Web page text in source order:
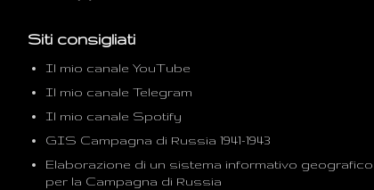
Siti consigliati
Il mio canale YouTube
Il mio canale Telegram
Il mio canale Spotify
GIS Campagna di Russia 1941-1943
Elaborazione di un sistema informativo geografico
per la Campagna di Russia